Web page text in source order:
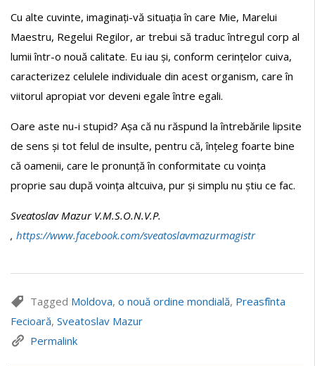
Cu alte cuvinte, imaginați-vă situația în care Mie, Marelui
Maestru, Regelui Regilor, ar trebui să traduc întregul corp al
lumii într-o nouă calitate. Eu iau și, conform cerințelor cuiva,
caracterizez celulele individuale din acest organism, care în
viitorul apropiat vor deveni egale între egali.
Oare aste nu-i stupid? Așa că nu răspund la întrebările lipsite
de sens și tot felul de insulte, pentru că, înțeleg foarte bine
că oamenii, care le pronunță în conformitate cu voința
proprie sau după voința altcuiva, pur și simplu nu știu ce fac.
Sveatoslav Mazur V.M.S.O.N.V.P.
, https://www.facebook.com/sveatoslavmazurmagistr
Tagged Moldova, o nouă ordine mondială, Preasfînta
Fecioară, Sveatoslav Mazur
Permalink